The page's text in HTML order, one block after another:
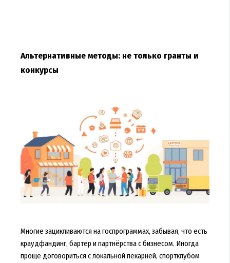
Альтернативные методы: не только гранты и
конкурсы
Многие зацикливаются на госпрограммах, забывая, что есть
краудфандинг, бартер и партнёрства с бизнесом. Иногда
проще договориться с локальной пекарней, спортклубом